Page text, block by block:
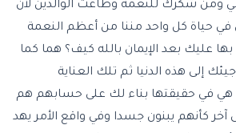
ومن شكرك للنعمة وطاعت الوالدين لأن
في حياة كل واحد مننا من أعظم النعمة
عليك بعد الإيمان بالله كيف؟ هما كما
إلى هذه الدنيا ثم تلك العناية
هي في حقيقتها بناء لك على حسابهم هم
آخر كأنهم يبنون جسدا وفي واقع الأمر يهد